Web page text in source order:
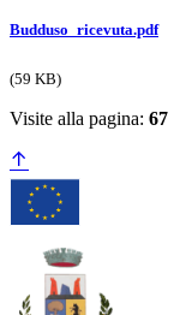
Budduso_ricevuta.pdf
(59 KB)
Visite alla pagina: 67